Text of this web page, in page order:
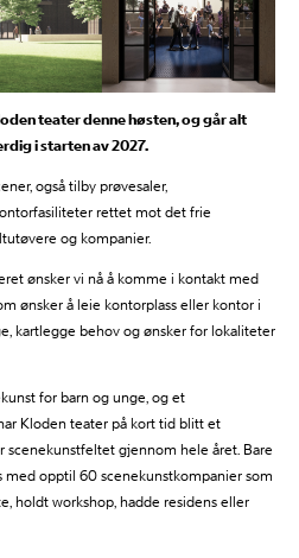
teater denne høsten, og går alt
i starten av 2027.
også tilby prøvesaler,
rettet mot det frie
og kompanier.
ønsker vi nå å komme i kontakt med
ønsker å leie kontorplass eller kontor i
kartlegge behov og ønsker for lokaliteter
for barn og unge, og et
Kloden teater på kort tid blitt et
scenekunstfeltet gjennom hele året. Bare
med opptil 60 scenekunstkompanier som
holdt workshop, hadde residens eller